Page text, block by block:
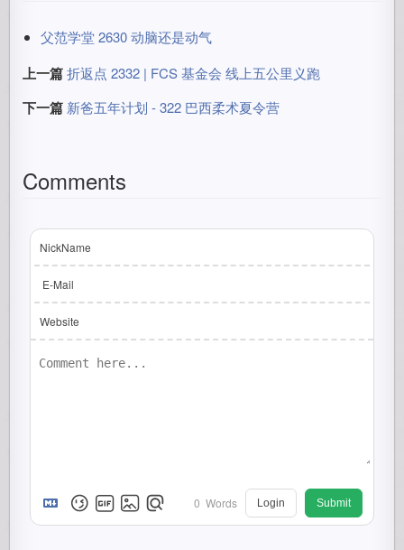
父范学堂 2630 动脑还是动气
上一篇 折返点 2332 | FCS 基金会 线上五公里义跑
下一篇 新爸五年计划 - 322 巴西柔术夏令营
Comments
NickName
E-Mail
Website
0 Words Login Submit